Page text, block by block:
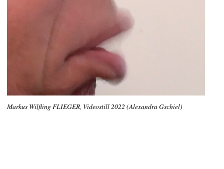
Markus Wilfling FLIEGER, Videostill 2022 (Alexandra Gschiel)